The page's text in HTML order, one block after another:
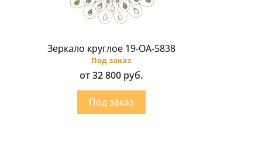
Зеркало круглое 19-ОА-5838
Под заказ
от 32 800 руб.